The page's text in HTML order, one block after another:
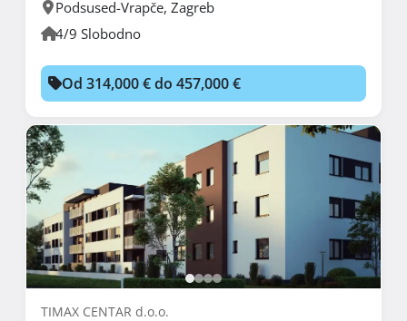
Podsused-Vrapče, Zagreb
4/9 Slobodno
Od 314,000 € do 457,000 €
TIMAX CENTAR d.o.o.